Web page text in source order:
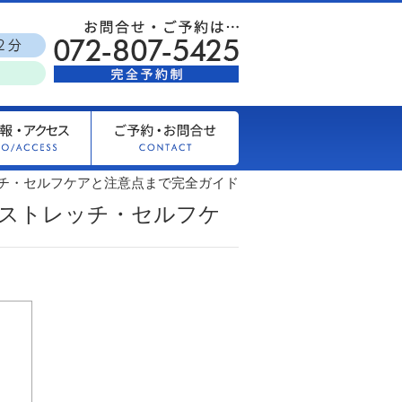
・セルフケアと注意点まで完全ガイド
トレッチ・セルフケ